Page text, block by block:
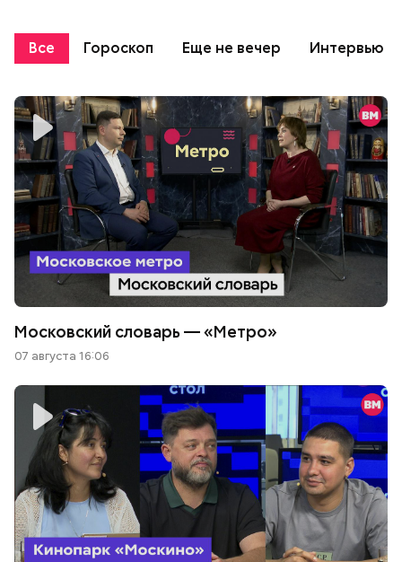
Все Гороскоп Еще не вечер Интервью
Московский словарь — «Метро»
07 августа 16:06